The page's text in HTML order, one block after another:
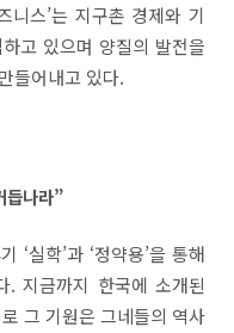
니스’는 지구촌 경제와 기
고 있으며 양질의 발전을
들어내고 있다.
듭나라”
‘실학’과 ‘정약용’을 통해
. 지금까지 한국에 소개된
그 기원은 그네들의 역사